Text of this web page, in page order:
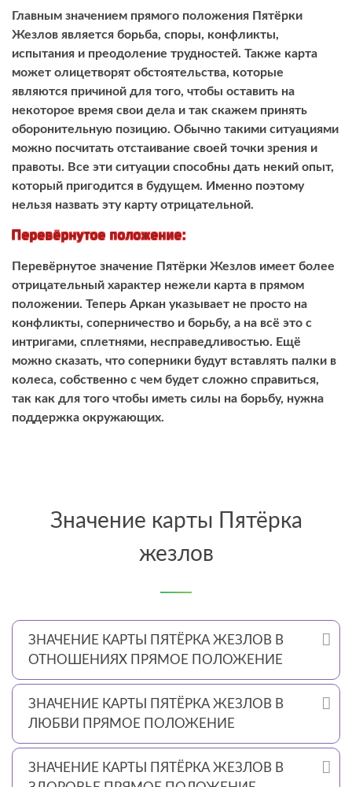
Главным значением прямого положения Пятёрки
Жезлов является борьба, споры, конфликты,
испытания и преодоление трудностей. Также карта
может олицетворят обстоятельства, которые
являются причиной для того, чтобы оставить на
некоторое время свои дела и так скажем принять
оборонительную позицию. Обычно такими ситуациями
можно посчитать отстаивание своей точки зрения и
правоты. Все эти ситуации способны дать некий опыт,
который пригодится в будущем. Именно поэтому
нельзя назвать эту карту отрицательной.
Перевёрнутое положение:
Перевёрнутое значение Пятёрки Жезлов имеет более
отрицательный характер нежели карта в прямом
положении. Теперь Аркан указывает не просто на
конфликты, соперничество и борьбу, а на всё это с
интригами, сплетнями, несправедливостью. Ещё
можно сказать, что соперники будут вставлять палки в
колеса, собственно с чем будет сложно справиться,
так как для того чтобы иметь силы на борьбу, нужна
поддержка окружающих.
Значение карты Пятёрка
жезлов
ЗНАЧЕНИЕ КАРТЫ ПЯТЁРКА ЖЕЗЛОВ В
ОТНОШЕНИЯХ ПРЯМОЕ ПОЛОЖЕНИЕ
ЗНАЧЕНИЕ КАРТЫ ПЯТЁРКА ЖЕЗЛОВ В
ЛЮБВИ ПРЯМОЕ ПОЛОЖЕНИЕ
ЗНАЧЕНИЕ КАРТЫ ПЯТЁРКА ЖЕЗЛОВ В